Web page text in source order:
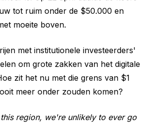
tot ruim onder de $50.000 en
moeite boven.
met institutionele investeerders'
om grote zakken van het digitale
zit het nu met die grens van $1
meer onder zouden komen?
region, we're unlikely to ever go